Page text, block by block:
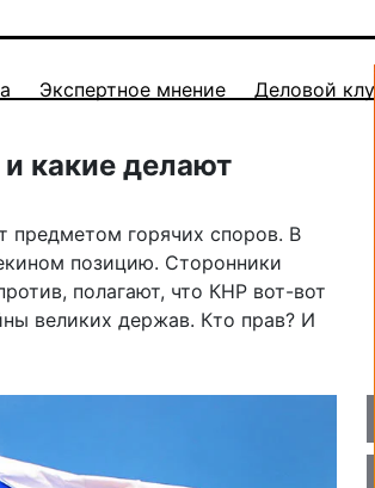
Экспертное мнение Деловой клуб
какие делают
предметом горячих споров. В
позицию. Сторонники
полагают, что КНР вот-вот
великих держав. Кто прав? И